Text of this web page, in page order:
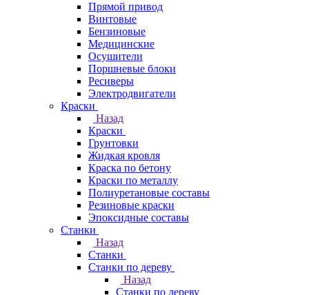
Прямой привод
Винтовые
Бензиновые
Медицинские
Осушители
Поршневые блоки
Ресиверы
Электродвигатели
Краски
Назад
Краски
Грунтовки
Жидкая кровля
Краска по бетону
Краски по металлу
Полиуретановые составы
Резиновые краски
Эпоксидные составы
Станки
Назад
Станки
Станки по дереву
Назад
Станки по дереву